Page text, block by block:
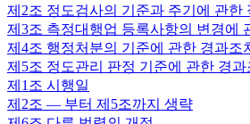
제2조 정도검사의 기준과 주기에 관한
제3조 측정대행업 등록사항의 변경에
제4조 행정처분의 기준에 관한 경과조
제5조 정도관리 판정 기준에 관한 경과
제1조 시행일
제2조 — 부터 제5조까지 생략